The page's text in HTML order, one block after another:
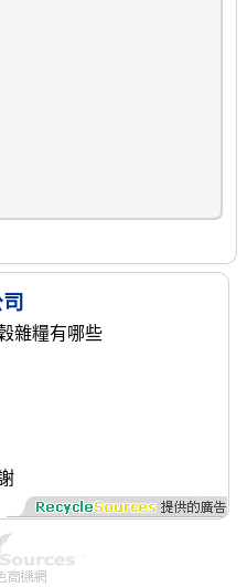
雜糧有哪些